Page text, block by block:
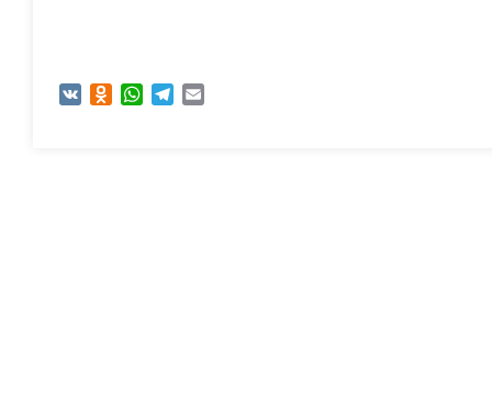
VK Odnoklassniki
WhatsAppTelegram